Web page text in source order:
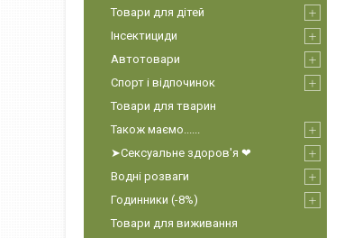
Товари для дітей
Інсектициди
Автотовари
Спорт і відпочинок
Товари для тварин
Також маємо......
➤Сексуальне здоров'я ❤
Водні розваги
Годинники (-8%)
Товари для виживання